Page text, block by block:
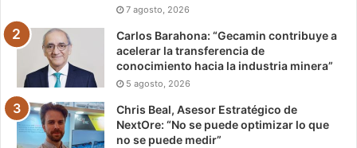
7 agosto, 2026
Carlos Barahona: “Gecamin contribuye a
acelerar la transferencia de
conocimiento hacia la industria minera”
5 agosto, 2026
Chris Beal, Asesor Estratégico de
NextOre: “No se puede optimizar lo que
no se puede medir”